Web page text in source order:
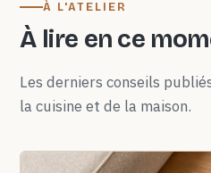
À L'ATELIER
À lire en ce
Les derniers conseils
la cuisine et de la maison.